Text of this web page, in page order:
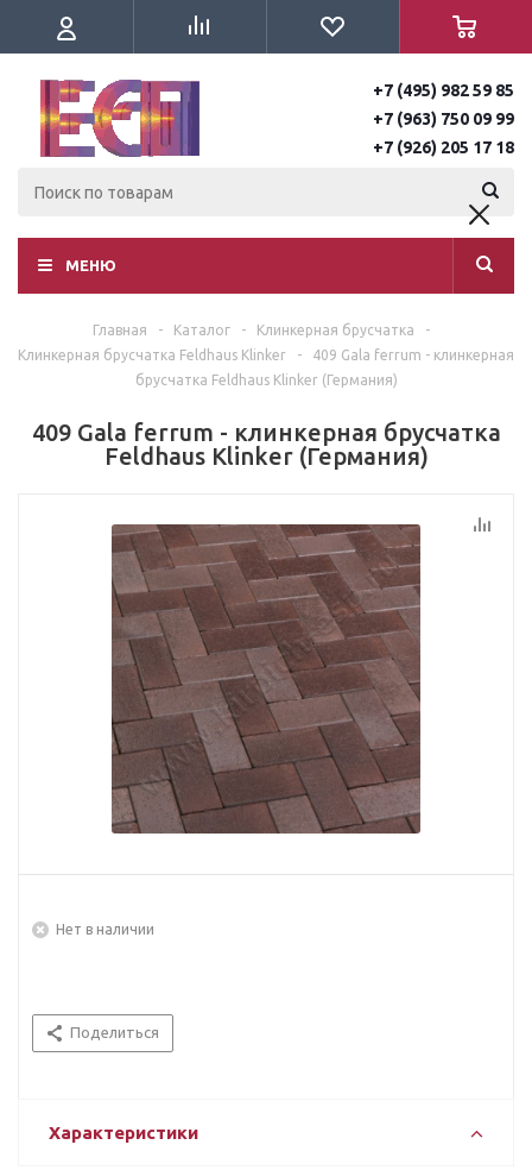
+7 (495) 982 59 85
+7 (963) 750 09 99
+7 (926) 205 17 18
МЕНЮ
Главная - Каталог - Клинкерная брусчатка
-
Клинкерная брусчатка Feldhaus Klinker
-
409 Gala ferrum - клинкерная
брусчатка Feldhaus Klinker (Германия)
409 Gala ferrum - клинкерная брусчатка
Feldhaus Klinker (Германия)
Нет в наличии
Поделиться
Характеристики